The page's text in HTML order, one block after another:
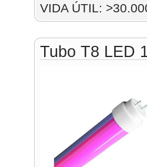
VIDA ÚTIL:
Tubo T8 LED